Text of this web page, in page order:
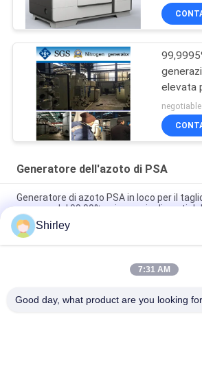
elevata
SGS/
Generatore dell'azoto di PSA
Generatore di azoto PSA in loco per il
purezza del 99,99% e risparmio di costi
Operazione automatizzata portatile
dell'azoto di PSA di dimensione astuta
Industria di elettricità del litio di purezza
Shirley
7:31 AM
Good day, what product are you looking